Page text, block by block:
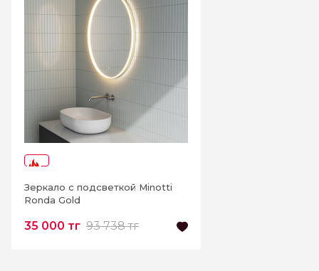
Зеркало с подсветкой Minotti
Ronda Gold
35 000 тг 93 738 тг